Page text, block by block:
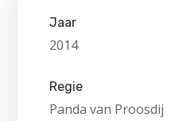
Jaar
2014
Regie
Panda van Proosdij